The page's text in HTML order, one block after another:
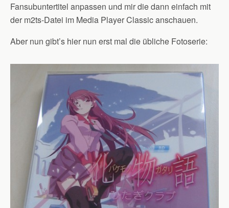
Fansubuntertitel anpassen und mir die dann einfach mit
der m2ts-Datei im Media Player Classic anschauen.
Aber nun gibt’s hier nun erst mal die übliche Fotoserie: